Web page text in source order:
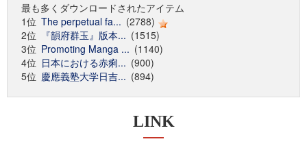
最も多くダウンロードされたアイテム
1位 The perpetual fa... (2788)
2位
『韻府群玉』版本... (1515)
3位 Promoting Manga ... (1140)
4位 日本における赤痢... (900)
5位 慶應義塾大学日吉... (894)
LINK